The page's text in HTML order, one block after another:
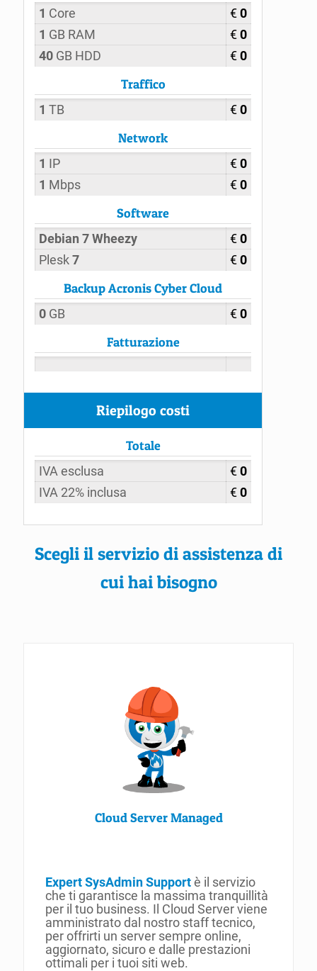
1 Core €0
1 GB RAM €0
40 GB HDD €0
Traffico
1 TB €0
Network
1 IP €0
1 Mbps €0
Software
Debian 7 Wheezy
€0
Plesk7 €0
Backup Acronis Cyber Cloud
0 GB €0
Fatturazione
Riepilogo costi
Totale
IVA esclusa
€0
IVA 22% inclusa
€0
Scegli il servizio di assistenza di
cui hai bisogno
Cloud Server Managed
Expert SysAdmin Supportè il servizio
che ti garantisce la massima tranquillità
per il tuo business. Il Cloud Server viene
amministrato dal nostro staff tecnico,
per offrirti un server sempre online,
aggiornato, sicuro e dalle prestazioni
ottimali per i tuoi siti web.